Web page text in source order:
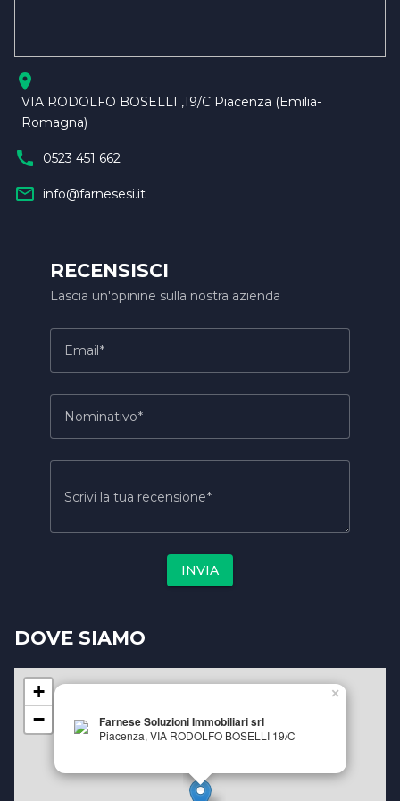
location_on
VIA RODOLFO BOSELLI ,19/C Piacenza (Emilia-
Romagna)
call 0523 451 662
mail_outline info@farnesesi.it
RECENSISCI
Lascia un'opinine sulla nostra azienda
Email
Nominativo
Scrivi la tua recensione
INVIA
DOVE SIAMO
Farnese Soluzioni Immobiliari srl
Piacenza, VIA RODOLFO BOSELLI 19/C
×
+
−